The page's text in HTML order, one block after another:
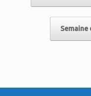
Semaine